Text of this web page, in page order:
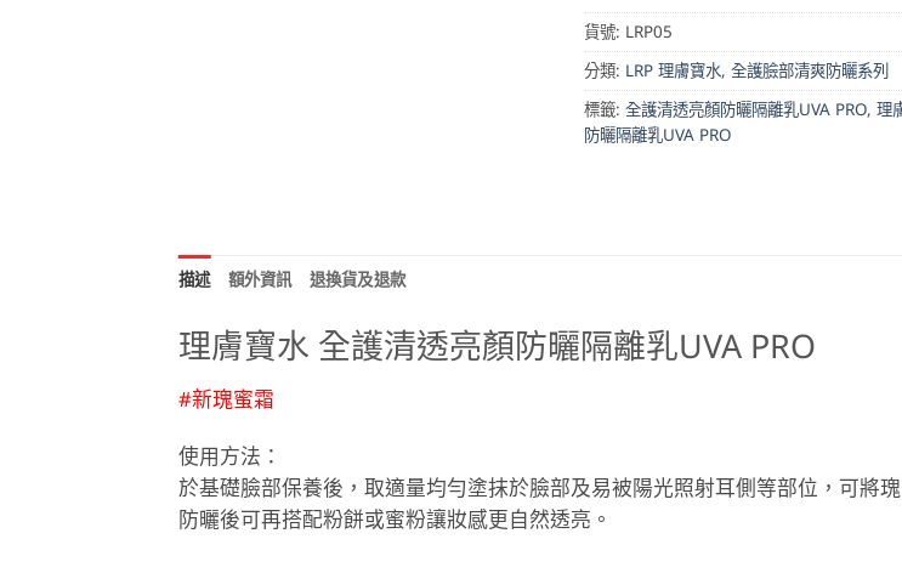
貨號: LRP05
分類: LRP 理膚寶水, 全護臉部清爽防曬系列
標籤: 全護清透亮顏防曬隔離乳UVA PRO, 理
防曬隔離乳UVA PRO
描述 額外資訊 退換貨及退款
理膚寶水 全護清透亮顏防曬隔離乳UVA PRO
#新瑰蜜霜
使用方法：
於基礎臉部保養後，取適量均勻塗抹於臉部及易被陽光照射耳側等部位，可將
防曬後可再搭配粉餅或蜜粉讓妝感更自然透亮。